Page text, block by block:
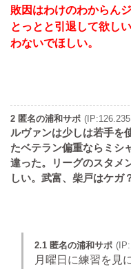
敗因はわけのわからん
とっとと引退して欲し
わないでほしい。
2 匿名の浦和サポ
ルヴァンは少しは若手を
たベテラン偏重ならミシ
違った。リーグのスタメ
しい。武富、柴戸はケガ
2.1 匿名の浦和サポ
月曜日に練習を見